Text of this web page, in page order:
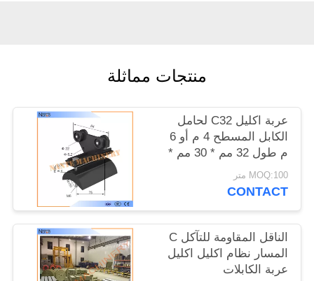
الموقع
PRIVACY
POLICY
منتجات مماثلة
عربة اكليل C32 لحامل
الكابل المسطح 4 م أو 6
م طول 32 مم * 30 مم *
1.5 مم
MOQ:100 متر
CONTACT
الناقل المقاومة للتآكل C
المسار نظام اكليل اكليل
عربة الكابلات